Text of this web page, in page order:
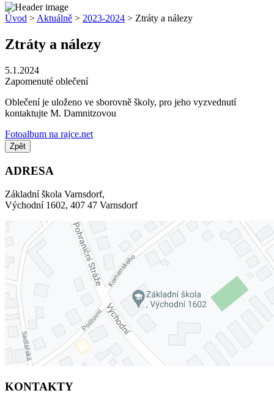
Úvod > Aktuálně > 2023-2024 > Ztráty a nálezy
Ztráty a nálezy
5.1.2024
Zapomenuté oblečení
Oblečení je uloženo ve sborovně školy, pro jeho vyzvednutí
kontaktujte M. Damnitzovou
Fotoalbum na rajce.net
Zpět
ADRESA
Základní škola Varnsdorf,
Východní 1602, 407 47 Varnsdorf
KONTAKTY